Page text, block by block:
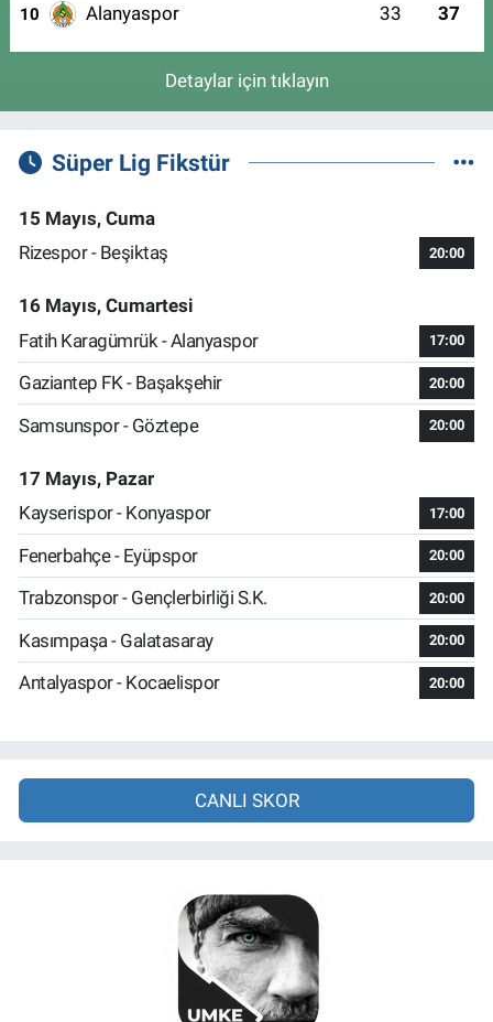
10 Alanyaspor 33 37
Detaylar için tıklayın
Süper Lig Fikstür
15 Mayıs, Cuma
Rizespor - Beşiktaş
20:00
16 Mayıs, Cumartesi
Fatih Karagümrük - Alanyaspor
17:00
Gaziantep FK - Başakşehir 20:00
Samsunspor - Göztepe 20:00
17 Mayıs, Pazar
Kayserispor - Konyaspor
17:00
Fenerbahçe - Eyüpspor 20:00
Trabzonspor - Gençlerbirliği S.K. 20:00
Kasımpaşa - Galatasaray 20:00
Antalyaspor - Kocaelispor 20:00
CANLI SKOR